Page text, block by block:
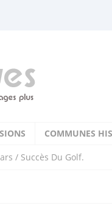
COMMUNES
/ Succès Du Golf.